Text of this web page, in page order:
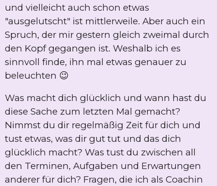
und vielleicht auch schon etwas
"ausgelutscht" ist mittlerweile. Aber auch ein
Spruch, der mir gestern gleich zweimal durch
den Kopf gegangen ist. Weshalb ich es
sinnvoll finde, ihn mal etwas genauer zu
beleuchten 😉
Was macht dich glücklich und wann hast du
diese Sache zum letzten Mal gemacht?
Nimmst du dir regelmäßig Zeit für dich und
tust etwas, was dir gut tut und das dich
glücklich macht? Was tust du zwischen all
den Terminen, Aufgaben und Erwartungen
anderer für dich? Fragen, die ich als Coachin